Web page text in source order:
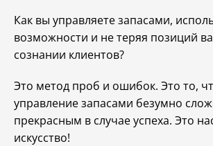
Как вы управляете запасами,
возможности и не теряя позиций
сознании клиентов?
Это метод проб и ошибок. Это то,
управление запасами безумно
прекрасным в случае успеха. Это
искусство!